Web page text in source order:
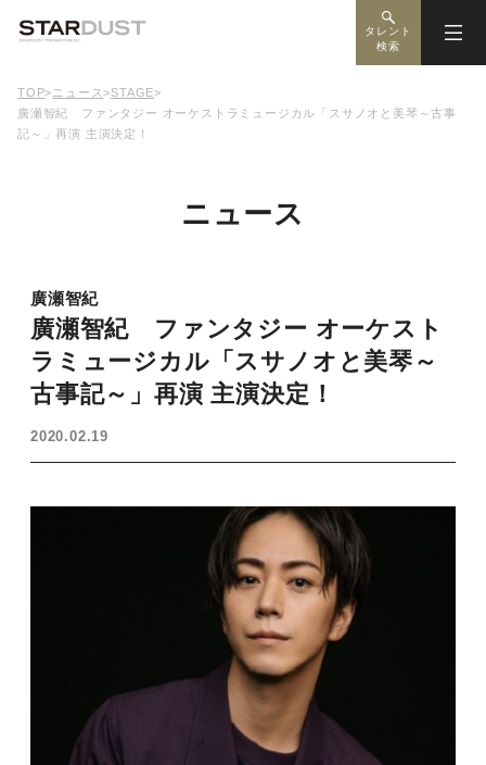
タレント
検索
TOP> ニュース>STAGE>
廣瀬智紀 ファンタジー オーケストラミュージカル「スサノオと美琴～古事
記～」再演 主演決定！
ニュース
廣瀬智紀
廣瀬智紀 ファンタジー オーケスト
ラミュージカル「スサノオと美琴～
古事記～」再演 主演決定！
2020.02.19